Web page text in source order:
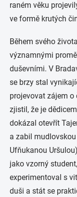
raném věku
ve formě krutých
Během svého
významnými
duševními. V
se brzy stal
projevovat zájem
zjistil, že je
dokázal otevřít
a zabil
Ufňukanou
jako vzorný
experimentoval s
duši a stát se